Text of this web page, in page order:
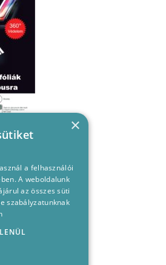
×
a felhasználói
A weboldalunk
az összes süti
szabályzatunknak